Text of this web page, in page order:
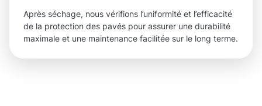
Après séchage, nous vérifions l’uniformité et l’efficacité
de la protection des pavés pour assurer une durabilité
maximale et une maintenance facilitée sur le long terme.